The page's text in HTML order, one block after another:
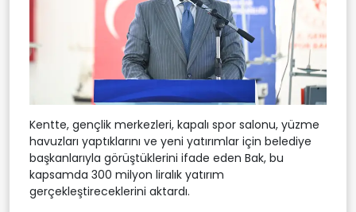
Kentte, gençlik merkezleri, kapalı spor salonu, yüzme
havuzları yaptıklarını ve yeni yatırımlar için belediye
başkanlarıyla görüştüklerini ifade eden Bak, bu
kapsamda 300 milyon liralık yatırım
gerçekleştireceklerini aktardı.